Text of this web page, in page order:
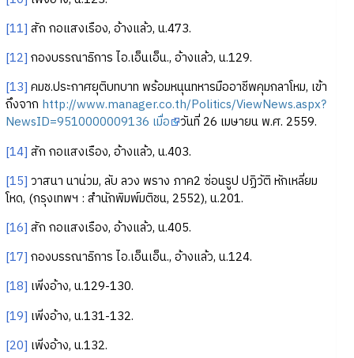
[11] สัก กอแสงเรือง, อ้างแล้ว, น.473.
[12] กองบรรณาธิการ ไอ.เอ็นเอ็น., อ้างแล้ว, น.129.
[13] คมช.ประกาศยุติบทบาท พร้อมหนุนทหารมืออาชีพคุมกลาโหม, เข้า
ถึงจาก http://www.manager.co.th/Politics/ViewNews.aspx?
NewsID=9510000009136 เมื่อ วันที่ 26 เมษายน พ.ศ. 2559.
[14] สัก กอแสงเรือง, อ้างแล้ว, น.403.
[15] วาสนา นาน่วม, ลับ ลวง พราง ภาค2 ซ่อนรูป ปฏิวัติ หักเหลี่ยม
โหด, (กรุงเทพฯ : สำนักพิมพ์มติชน, 2552), น.201.
[16] สัก กอแสงเรือง, อ้างแล้ว, น.405.
[17] กองบรรณาธิการ ไอ.เอ็นเอ็น., อ้างแล้ว, น.124.
[18] เพิ่งอ้าง, น.129-130.
[19] เพิ่งอ้าง, น.131-132.
[20] เพิ่งอ้าง, น.132.